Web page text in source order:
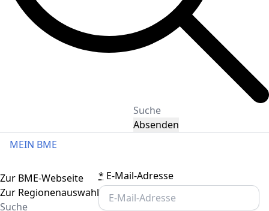
Absenden
MEIN BME
* E-Mail-Adresse
Toggle navigation
Zur BME-Webseite
Zur Regionenauswahl